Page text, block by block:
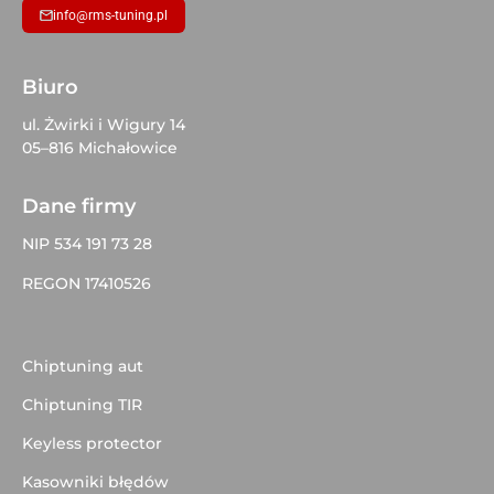
info@rms-tuning.pl
Biuro
ul. Żwirki i Wigury 14
05–816 Michałowice
Dane firmy
NIP 534 191 73 28
REGON 17410526
Chiptuning aut
Chiptuning TIR
Keyless protector
Kasowniki błędów